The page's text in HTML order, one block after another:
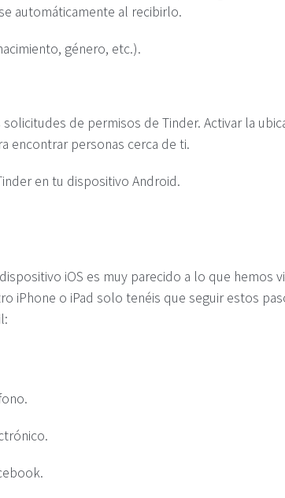
automáticamente al recibirlo.
género, etc.).
de permisos de Tinder. Activar la
encontrar personas cerca de ti.
en tu dispositivo Android.
iOS es muy parecido a lo que hemos
iPhone o iPad solo tenéis que seguir estos